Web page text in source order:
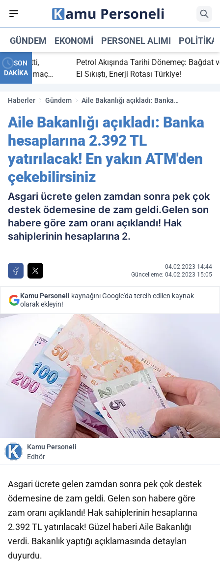
GÜNDEM EKONOMI PERSONEL ALIMI POLITIKA
SON
DAKİKA
bitti,
maç
Petrol Akışında Tarihi Dönemeç: Bağdat ve
El Sıkıştı, Enerji Rotası Türkiye!
Haberler Gündem
Aile Bakanlığı açıkladı: Banka
ATM'den çekebilirsiniz
Aile Bakanlığı açıkladı: Banka
hesaplarına 2.392 TL
yatırılacak! En yakın ATM'den
çekebilirsiniz
Asgari ücrete gelen zamdan sonra pek çok
destek ödemesine de zam geldi.Gelen son
habere göre zam oranı açıklandı! Hak
sahiplerinin hesaplarına 2.
04.02.2023 14:44
Güncelleme: 04.02.2023 15:05
Kamu Personeli kaynağını Google'da tercih edilen kaynak
olarak ekleyin!
Kamu Personeli
Editör
Asgari ücrete gelen zamdan sonra pek çok destek
ödemesine de zam geldi. Gelen son habere göre
zam oranı açıklandı! Hak sahiplerinin hesaplarına
2.392 TL yatırılacak! Güzel haberi Aile Bakanlığı
verdi. Bakanlık yaptığı açıklamasında detayları
duyurdu.